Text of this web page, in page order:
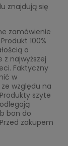
znajdują się
zamówienie
100%
o
z najwyższej
Faktyczny
w
względu na
szyte
bon do
zakupem